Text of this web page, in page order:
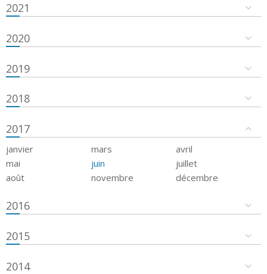
2021
2020
2019
2018
2017
janvier mars
avril
mai
juin
juillet
août
novembre décembre
2016
2015
2014